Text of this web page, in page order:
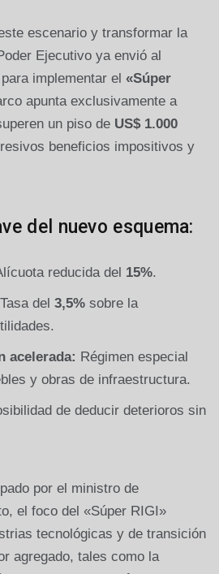
escenario y transformar la
Ejecutivo ya envió al
implementar el «Súper
apunta exclusivamente a
un piso de US$ 1.000
beneficios impositivos y
del nuevo esquema:
reducida del 15%.
Tasa del 3,5% sobre la
acelerada: Régimen especial
y obras de infraestructura.
de deducir deterioros sin
por el ministro de
el foco del «Súper RIGI»
tecnológicas y de transición
agregado, tales como la